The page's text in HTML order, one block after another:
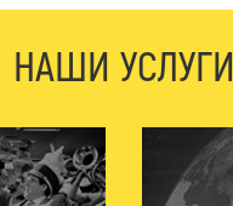
НАШИ УСЛУГИ